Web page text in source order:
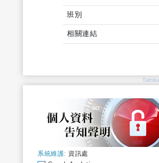
班別
相關連結
系統維護: 資訊處